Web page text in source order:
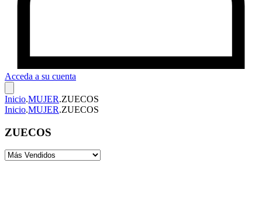
Acceda a su cuenta
Inicio.MUJER.ZUECOS
Inicio.MUJER.ZUECOS
ZUECOS